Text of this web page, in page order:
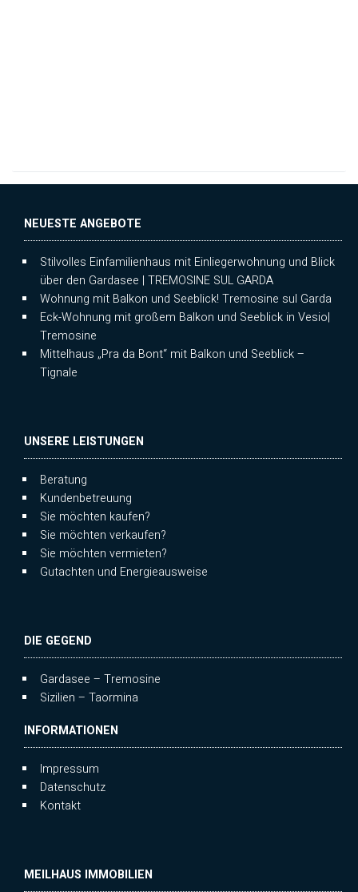
NEUESTE ANGEBOTE
Stilvolles Einfamilienhaus mit Einliegerwohnung und Blick
über den Gardasee | TREMOSINE SUL GARDA
Wohnung mit Balkon und Seeblick! Tremosine sul Garda
Eck-Wohnung mit großem Balkon und Seeblick in Vesio|
Tremosine
Mittelhaus „Pra da Bont“ mit Balkon und Seeblick –
Tignale
UNSERE LEISTUNGEN
Beratung
Kundenbetreuung
Sie möchten kaufen?
Sie möchten verkaufen?
Sie möchten vermieten?
Gutachten und Energieausweise
DIE GEGEND
Gardasee – Tremosine
Sizilien – Taormina
INFORMATIONEN
Impressum
Datenschutz
Kontakt
MEILHAUS IMMOBILIEN